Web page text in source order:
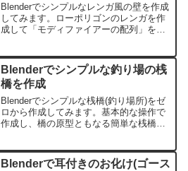
Blenderでシンプルなレンガ風の壁を作成
してみます。ローポリゴンのレンガを作
成して「モディファイアーの配列」を用
を貼るのではなく、オブジェクトに少し
変化を加えています。
Blenderでシンプルな釣り場の桟
橋を作成
Blenderでシンプルな桟橋(釣り場所)をゼ
ロから作成してみます。基本的な操作で
作成し、橋の原型ともなる簡単な桟橋を
Blenderで耳付きのお化け(ゴース